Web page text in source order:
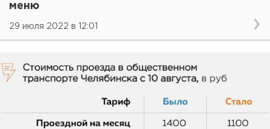
меню
29 июля 2022 в 12:01